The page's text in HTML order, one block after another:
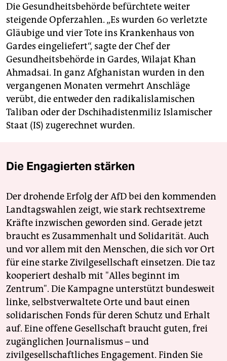
Die Gesundheitsbehörde befürchtete weiter
steigende Opferzahlen. „Es wurden 60 verletzte
Gläubige und vier Tote ins Krankenhaus von
Gardes eingeliefert“, sagte der Chef der
Gesundheitsbehörde in Gardes, Wilajat Khan
Ahmadsai. In ganz Afghanistan wurden in den
vergangenen Monaten vermehrt Anschläge
verübt, die entweder den radikalislamischen
Taliban oder der Dschihadistenmiliz Islamischer
Staat (IS) zugerechnet wurden.
Die Engagierten stärken
Der drohende Erfolg der AfD bei den kommenden
Landtagswahlen zeigt, wie stark rechtsextreme
Kräfte inzwischen geworden sind. Gerade jetzt
braucht es Zusammenhalt und Solidarität. Auch
und vor allem mit den Menschen, die sich vor Ort
für eine starke Zivilgesellschaft einsetzen. Die taz
kooperiert deshalb mit "Alles beginnt im
Zentrum". Die Kampagne unterstützt bundesweit
linke, selbstverwaltete Orte und baut einen
solidarischen Fonds für deren Schutz und Erhalt
auf. Eine offene Gesellschaft braucht guten, frei
zugänglichen Journalismus – und
zivilgesellschaftliches Engagement. Finden Sie